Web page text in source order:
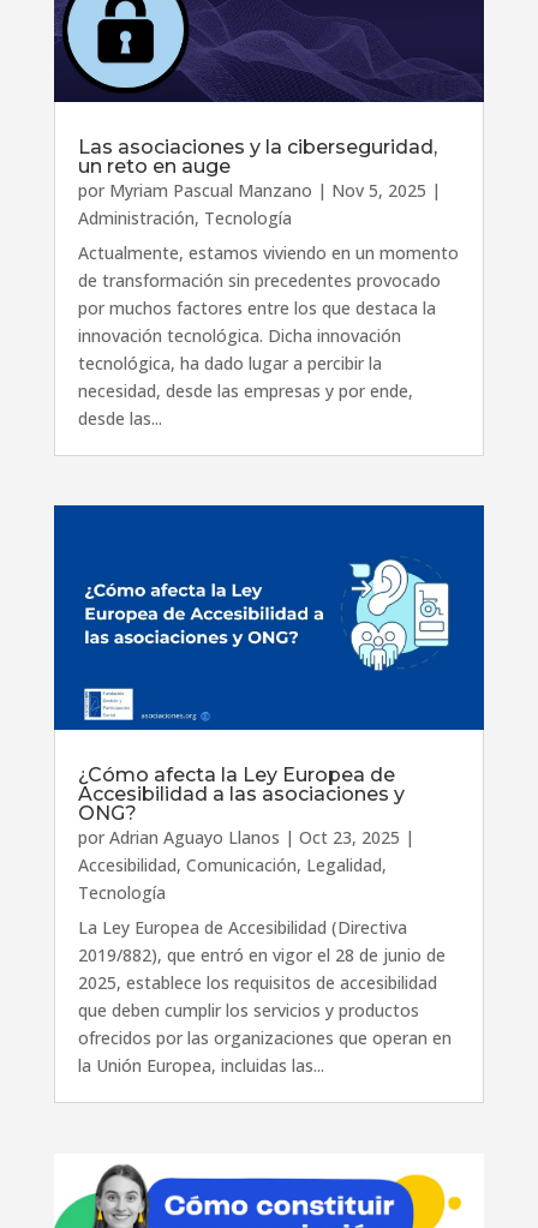
Las asociaciones y la ciberseguridad,
un reto en auge
por Myriam Pascual Manzano | Nov 5, 2025 |
Administración, Tecnología
Actualmente, estamos viviendo en un momento
de transformación sin precedentes provocado
por muchos factores entre los que destaca la
innovación tecnológica. Dicha innovación
tecnológica, ha dado lugar a percibir la
necesidad, desde las empresas y por ende,
desde las...
¿Cómo afecta la Ley Europea de
Accesibilidad a las asociaciones y
ONG?
por Adrian Aguayo Llanos | Oct 23, 2025 |
Accesibilidad, Comunicación, Legalidad,
Tecnología
La Ley Europea de Accesibilidad (Directiva
2019/882), que entró en vigor el 28 de junio de
2025, establece los requisitos de accesibilidad
que deben cumplir los servicios y productos
ofrecidos por las organizaciones que operan en
la Unión Europea, incluidas las...